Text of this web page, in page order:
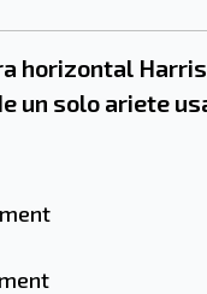
horizontal
un solo ariete